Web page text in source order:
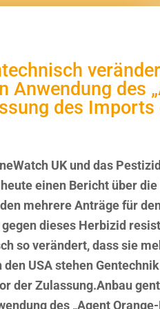
Anwendung des
des Imports
UK und das
einen Bericht über
mehrere Anträge für
dieses Herbizid
so verändert, dass sie
den USA stehen
der Zulassung.Anbau
des „Agent